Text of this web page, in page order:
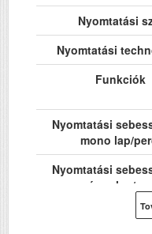
Nyomtatási
Nyomtatási
Funkciók
Nyomtatási
mono lap/
Nyomtatási
színes lap/
Hálózat